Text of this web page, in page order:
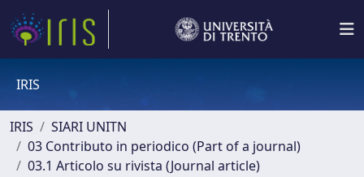
IRIS
IRIS
SIARI UNITN
03 Contributo in periodico (Part of a journal)
03.1 Articolo su rivista (Journal article)